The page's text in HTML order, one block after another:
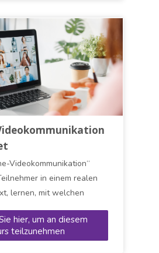
eigenen Persönlichkeit
Videokommunikation“
in einem realen
lernen, mit welchen
sie diese lösen,
Bedeutung der Netiquette
hier, um an diesem
teilzunehmen